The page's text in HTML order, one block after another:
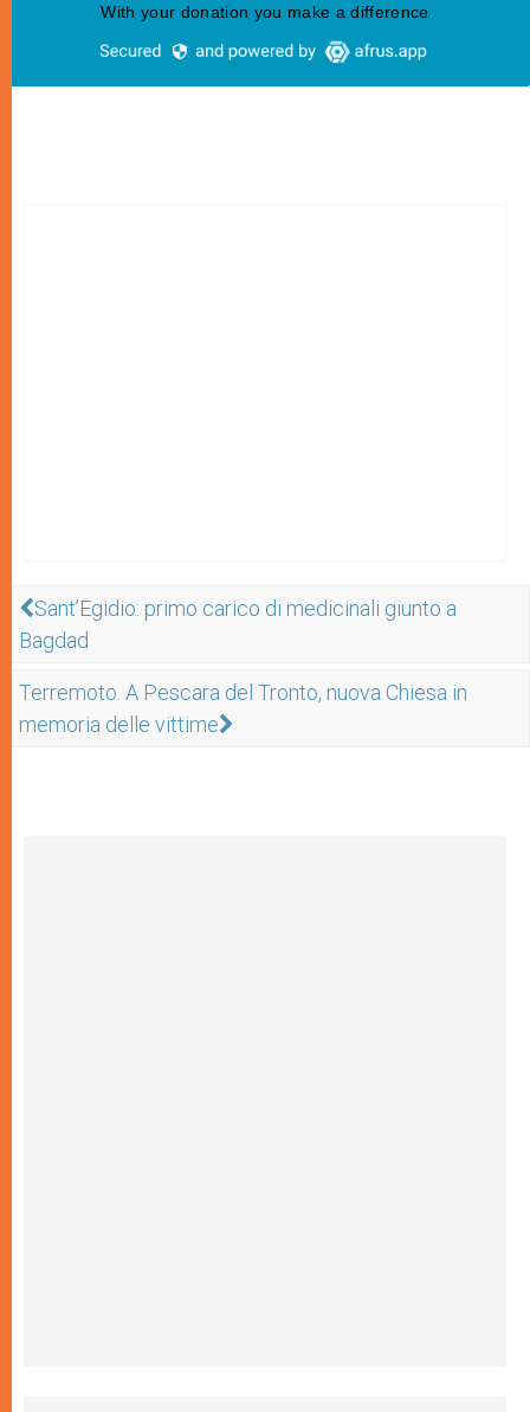
Sant’Egidio: primo carico di medicinali giunto a
Bagdad
Terremoto. A Pescara del Tronto, nuova Chiesa in
memoria delle vittime